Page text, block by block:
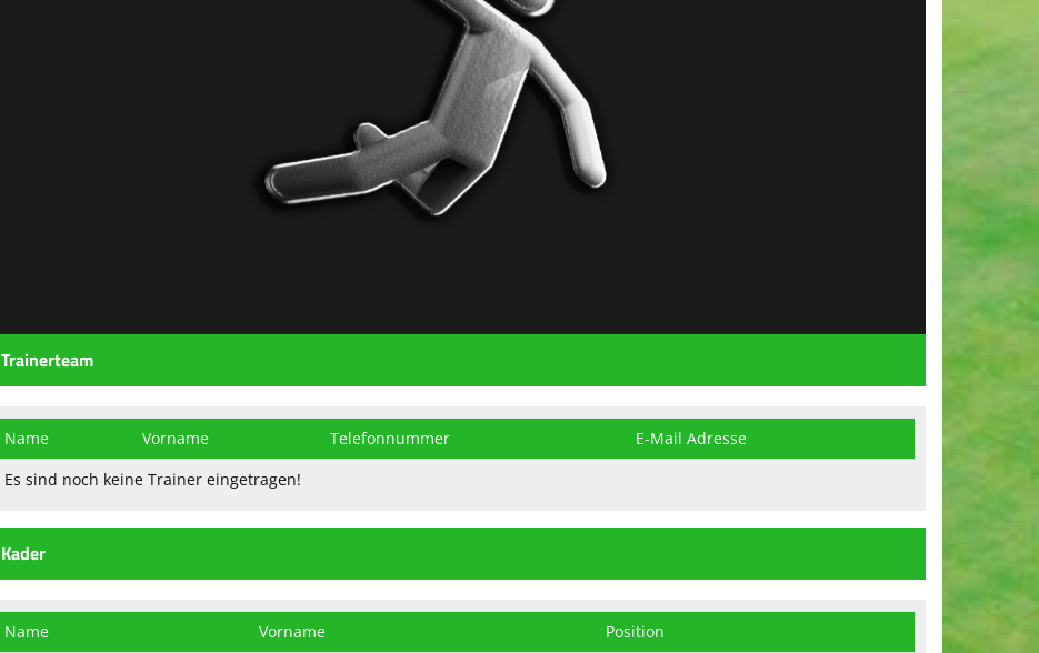
Trainerteam
Name Vorname Telefon​nummer
E-Mail Adresse
Es sind noch keine Trainer eingetragen!
Kader
Name Vorname
Position